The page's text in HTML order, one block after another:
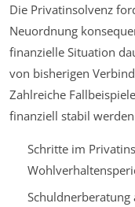
Die Privatinsolvenz
Neuordnung
finanzielle Situation
von bisherigen
Zahlreiche
finanziell stabil
Schritte im